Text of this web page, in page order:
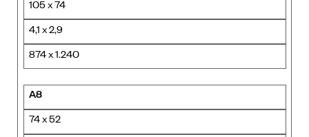
105 x 74
4,1 x 2,9
874 x 1.240
A8
74 x 52